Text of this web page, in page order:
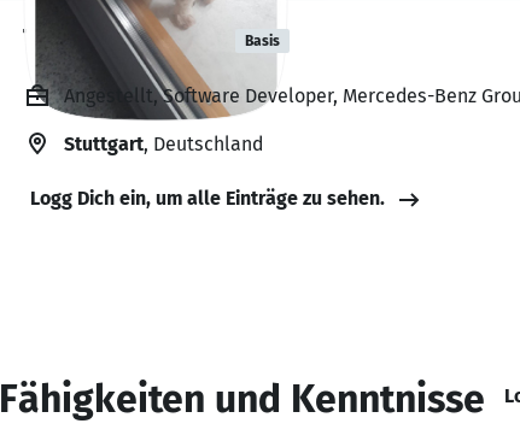
Talip Demiral Basis
Angestellt, Software Developer, Mercedes-Benz
Stuttgart, Deutschland
Logg Dich ein, um alle Einträge zu sehen.
Fähigkeiten und Kenntnisse